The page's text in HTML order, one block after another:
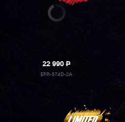
22 990P
EFR-574D-2A